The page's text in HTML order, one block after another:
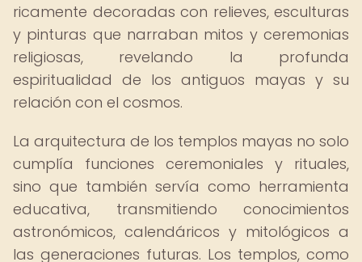
ricamente decoradas con relieves, esculturas
y pinturas que narraban mitos y ceremonias
religiosas, revelando la profunda
espiritualidad de los antiguos mayas y su
relación con el cosmos.
La arquitectura de los templos mayas no solo
cumplía funciones ceremoniales y rituales,
sino que también servía como herramienta
educativa, transmitiendo conocimientos
astronómicos, calendáricos y mitológicos a
las generaciones futuras. Los templos, como